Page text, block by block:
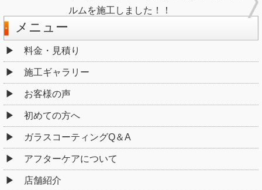
ルムを施工しました！！
メニュー
料金・見積り
施工ギャラリー
お客様の声
初めての方へ
ガラスコーティングQ＆A
アフターケアについて
店舗紹介